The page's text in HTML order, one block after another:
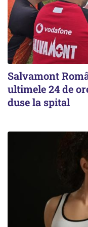
Salvamont
ultimele 24 de
duse la spital